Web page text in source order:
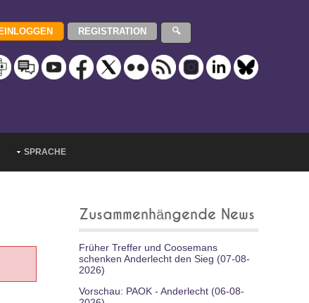
SPRACHE
Zusammenhängende News
Früher Treffer und Coosemans
schenken Anderlecht den Sieg (07-08-
2026)
Vorschau: PAOK - Anderlecht (06-08-